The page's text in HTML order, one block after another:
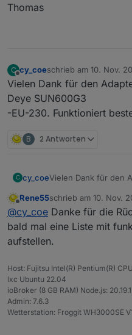
Thomas
C
Offline
cy_coeschrieb am 10. Nov.
zuletzt editiert von
Vielen Dank für den
Deye SUN600G3
-EU-230. Funktioniert
B 2 Antworten
C cy_coeVielen Dank für den
-EU-230.
Rene55schrieb am 10. Nov.
zuletzt editiert von
@cy_coe Danke für die
bald mal eine Liste mit
aufstellen.
Host: Fujitsu Intel(R) Pentium(R)
lxc Ubuntu 22.04
ioBroker (8 GB RAM) Node.js:
Admin: 7.6.3
Wetterstation: Froggit WH3000SE